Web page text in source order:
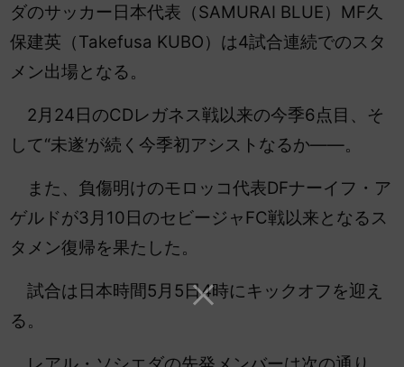
ダのサッカー日本代表（SAMURAI BLUE）MF久
保建英（Takefusa KUBO）は4試合連続でのスタ
メン出場となる。
2月24日のCDレガネス戦以来の今季6点目、そ
して“未遂’が続く今季初アシストなるか――。
また、負傷明けのモロッコ代表DFナーイフ・ア
ゲルドが3月10日のセビージャFC戦以来となるス
タメン復帰を果たした。
試合は 日本時間5月5日4時にキックオフを迎え
る。